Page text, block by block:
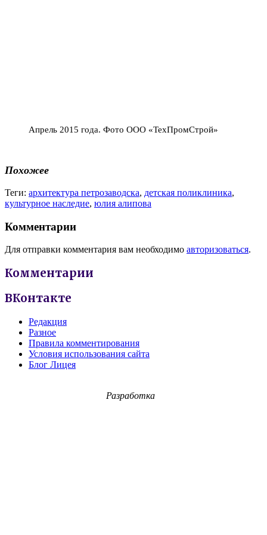
Апрель 2015 года. Фото ООО «ТехПромСтрой»
Похожее
Теги: архитектура петрозаводска, детская поликлиника,
культурное наследие, юлия алипова
Комментарии
Для отправки комментария вам необходимо авторизоваться.
Комментарии
ВКонтакте
Редакция
Разное
Правила комментирования
Условия использования сайта
Блог Лицея
Разработка